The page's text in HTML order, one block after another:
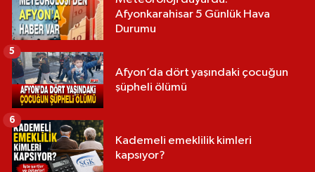
Afyonkarahisar 5 Günlük Hava
Durumu
Afyon’da dört yaşındaki çocuğun
şüpheli ölümü
5
Kademeli emeklilik kimleri
kapsıyor?
6